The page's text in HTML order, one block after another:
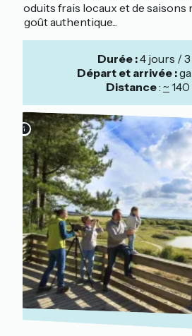
produits frais locaux et de
et goût authentique...
Durée :4 jours /
Départ et arrivée :
Distance: ~